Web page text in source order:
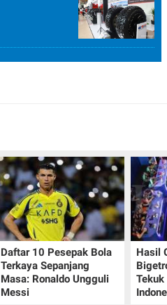
Daftar 10 Pesepak Bola
Terkaya Sepanjang
Masa: Ronaldo Ungguli
Messi
Hasil